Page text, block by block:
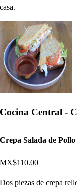
casa.
Cocina Central -
Crepa Salada de
MX$110.00
Dos piezas de crepa